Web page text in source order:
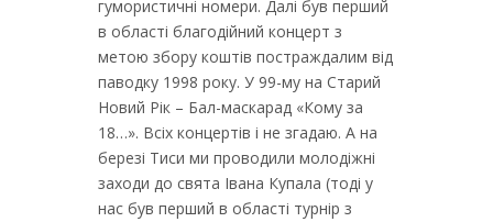
гумористичні номери. Далі був перший
в області благодійний концерт з
метою збору коштів постраждалим від
паводку 1998 року. У 99-му на Старий
Новий Рік – Бал-маскарад «Кому за
18…». Всіх концертів і не згадаю. А на
березі Тиси ми проводили молодіжні
заходи до свята Івана Купала (тоді у
нас був перший в області турнір з